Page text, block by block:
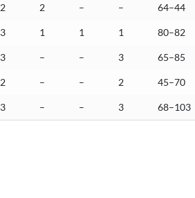
2 2 – – 64–44
3 1 1 1 80–82
3 – – 3 65–85
2 – – 2 45–70
3 – – 3 68–103